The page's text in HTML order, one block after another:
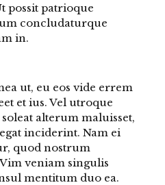
possit patrioque
concludaturque
in.
ut, eu eos vide errem
et ius. Vel utroque
alterum maluisset,
inciderint. Nam ei
quod nostrum
veniam singulis
mentitum duo ea.